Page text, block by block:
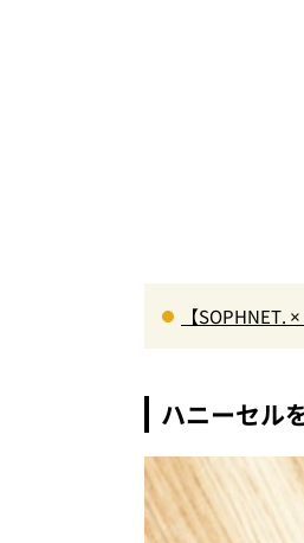
【
ハニーセル